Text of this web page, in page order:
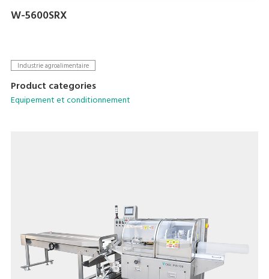
W-5600SRX
Industrie agroalimentaire
Product categories
Equipement et conditionnement